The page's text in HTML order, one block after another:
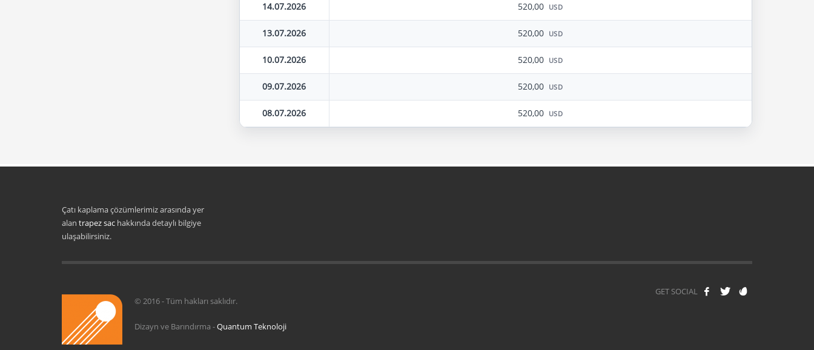
14.07.2026 520,00 USD
13.07.2026 520,00 USD
10.07.2026 520,00 USD
09.07.2026 520,00 USD
08.07.2026 520,00 USD
Çatı kaplama çözümlerimiz arasında yer
alan trapez sac hakkında detaylı bilgiye
ulaşabilirsiniz.
GET SOCIAL
© 2016 - Tüm hakları saklıdır.
Dizayn ve Barındırma -Quantum Teknoloji